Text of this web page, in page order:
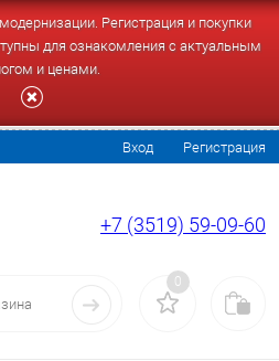
Регистрация и покупки
для ознакомления с актуальным
и ценами.
Вход Регистрация
+7 (3519) 59-09-60
0